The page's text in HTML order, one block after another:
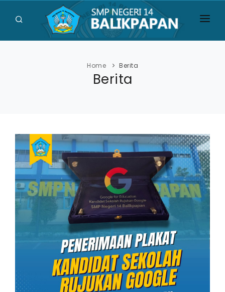
HOME
GALERI
BERITA
PENGUMUMAN
KONTAK
Home Berita
Berita